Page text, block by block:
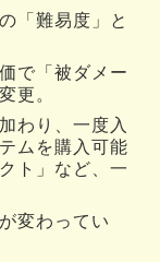
「難易度」と
で「被ダメー
更。
わり、一度入
ムを購入可能
ト」など、一
変わってい